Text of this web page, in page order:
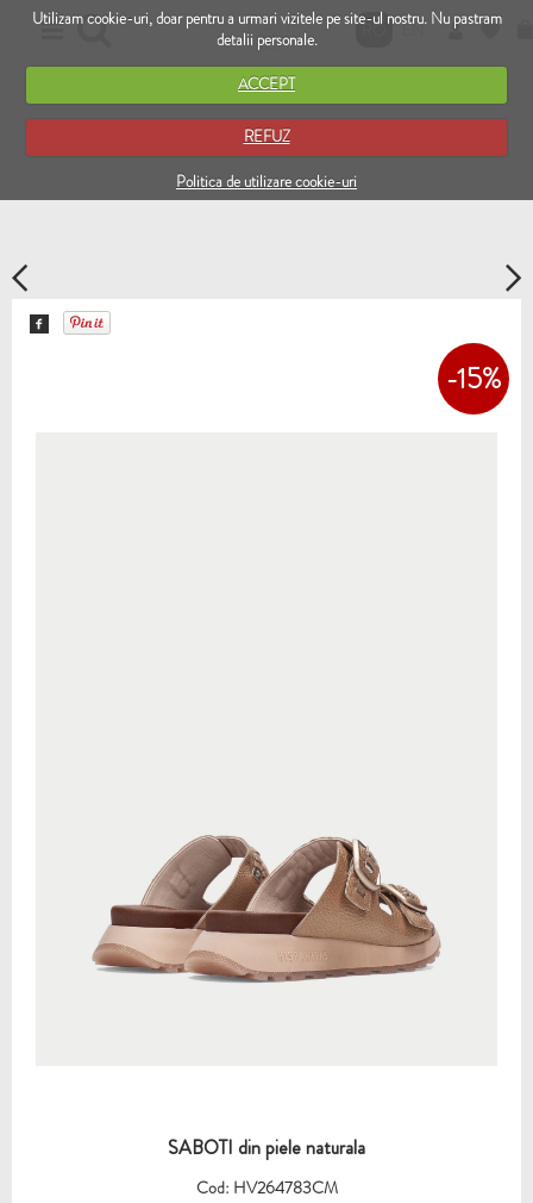
Utilizam cookie-uri, doar pentru a urmari vizitele pe site-ul nostru. Nu pastram
detalii personale.
ACCEPT
REFUZ
Politica de utilizare cookie-uri
RO EN
-15%
SABOTI din piele naturala
Cod: HV264783CM